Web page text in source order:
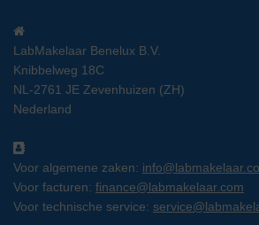
LabMakelaar Benelux B.V.
Knibbelweg 18C
NL-2761 JE Zevenhuizen (ZH)
Nederland
Voor algemene zaken:
Voor facturen: finance@labmakelaar.com
Voor technische service: